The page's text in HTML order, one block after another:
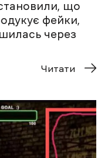
що
фейки,
через
Читати